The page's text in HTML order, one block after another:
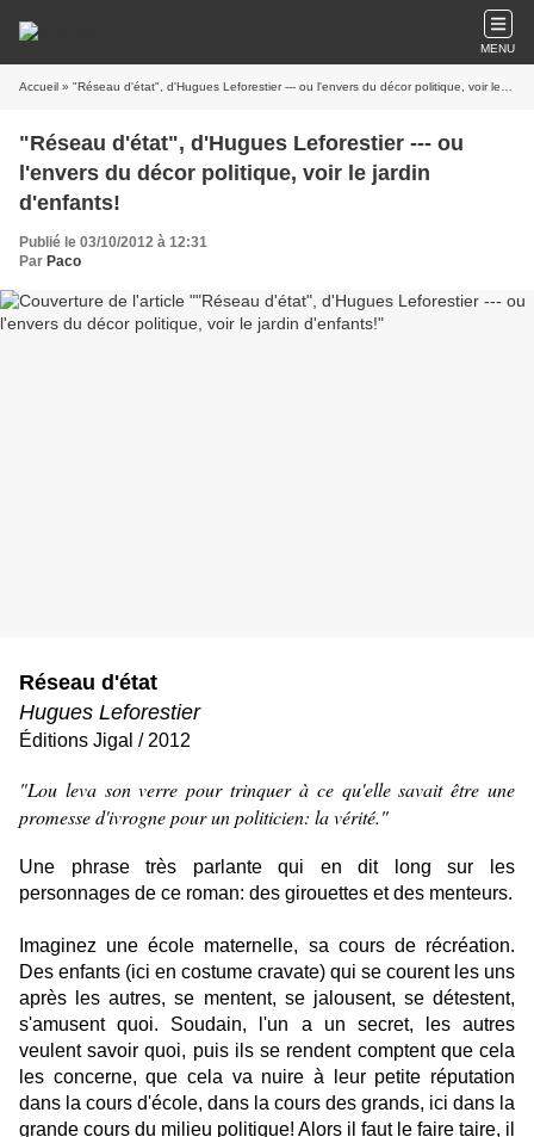
MENU
Accueil » "Réseau d'état", d'Hugues Leforestier --- ou l'envers du décor politique, voir le jardin d'enfants!
"Réseau d'état", d'Hugues Leforestier --- ou
l'envers du décor politique, voir le jardin
d'enfants!
Publié le 03/10/2012 à 12:31
Par Paco
Réseau d'état
Hugues Leforestier
Éditions Jigal / 2012
"Lou leva son verre pour trinquer à ce qu'elle savait être une
promesse d'ivrogne pour un politicien: la vérité."
Une phrase très parlante qui en dit long sur les
personnages de ce roman: des girouettes et des menteurs.
Imaginez une école maternelle, sa cours de récréation.
Des enfants (ici en costume cravate) qui se courent les uns
après les autres, se mentent, se jalousent, se détestent,
s'amusent quoi. Soudain, l'un a un secret, les autres
veulent savoir quoi, puis ils se rendent comptent que cela
les concerne, que cela va nuire à leur petite réputation
dans la cours d'école, dans la cours des grands, ici dans la
grande cours du milieu politique! Alors il faut le faire taire, il